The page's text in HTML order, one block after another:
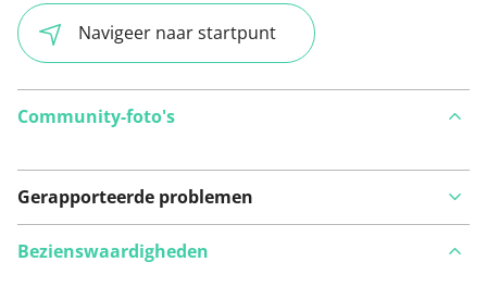
Navigeer naar startpunt
Community-foto's
Gerapporteerde problemen
Bezienswaardigheden